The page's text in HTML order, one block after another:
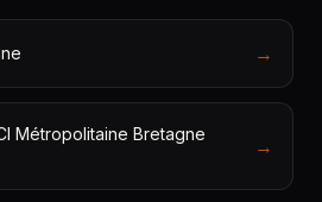
→
Métropolitaine Bretagne
→